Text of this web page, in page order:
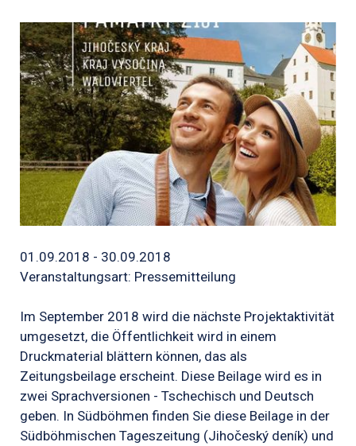
01.09.2018 - 30.09.2018
Veranstaltungsart: Pressemitteilung
Im September 2018 wird die nächste Projektaktivität
umgesetzt, die Öffentlichkeit wird in einem
Druckmaterial blättern können, das als
Zeitungsbeilage erscheint. Diese Beilage wird es in
zwei Sprachversionen - Tschechisch und Deutsch
geben. In Südböhmen finden Sie diese Beilage in der
Südböhmischen Tageszeitung (Jihočeský deník) und